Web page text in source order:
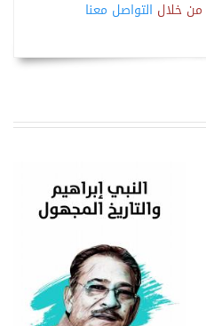
من خلال التواصل معنا